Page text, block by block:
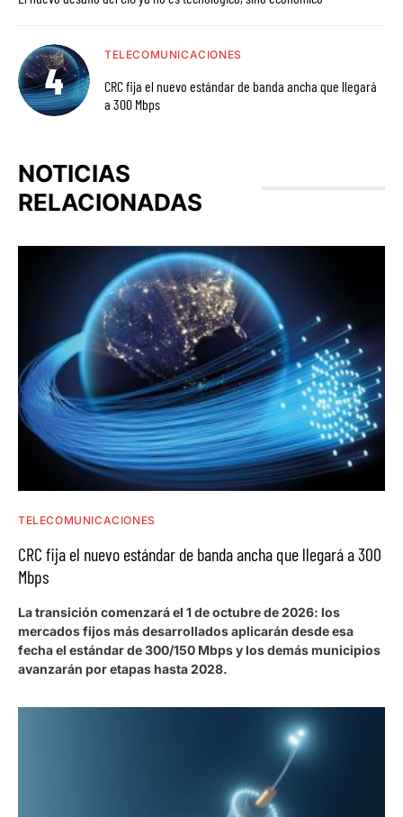
TELECOMUNICACIONES
CRC fija el nuevo estándar de banda ancha que llegará
a 300 Mbps
NOTICIAS
RELACIONADAS
TELECOMUNICACIONES
CRC fija el nuevo estándar de banda ancha que llegará a 300
Mbps
La transición comenzará el 1 de octubre de 2026: los
mercados fijos más desarrollados aplicarán desde esa
fecha el estándar de 300/150 Mbps y los demás municipios
avanzarán por etapas hasta 2028.